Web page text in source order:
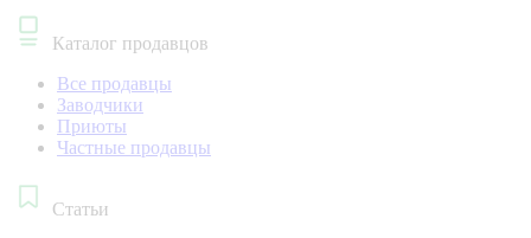
Каталог продавцов
Все продавцы
Заводчики
Приюты
Частные продавцы
Статьи